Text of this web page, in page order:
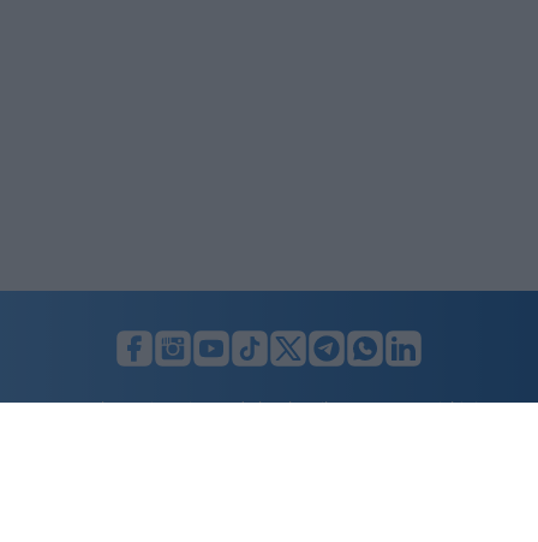
LUNIFIN S.r.l. a socio unico. Sede legale Milano, Largo F. Richini, 2/A,